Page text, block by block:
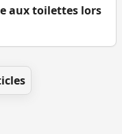
aux toilettes lors